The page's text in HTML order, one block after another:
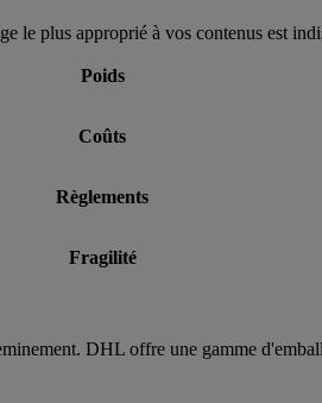
plus approprié à vos contenus est
Poids
Coûts
Règlements
Fragilité
DHL offre une gamme